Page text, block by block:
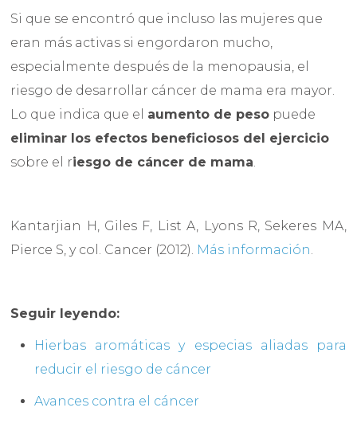
Si que se encontró que incluso las mujeres que
eran más activas si engordaron mucho,
especialmente después de la menopausia, el
riesgo de desarrollar cáncer de mama era mayor.
Lo que indica que el aumento de peso puede
eliminar los efectos beneficiosos del ejercicio
sobre el riesgo de cáncer de mama.
Kantarjian H, Giles F, List A, Lyons R, Sekeres MA,
Pierce S, y col. Cancer (2012). Más información.
Seguir leyendo:
Hierbas aromáticas y especias aliadas para
reducir el riesgo de cáncer
Avances contra el cáncer